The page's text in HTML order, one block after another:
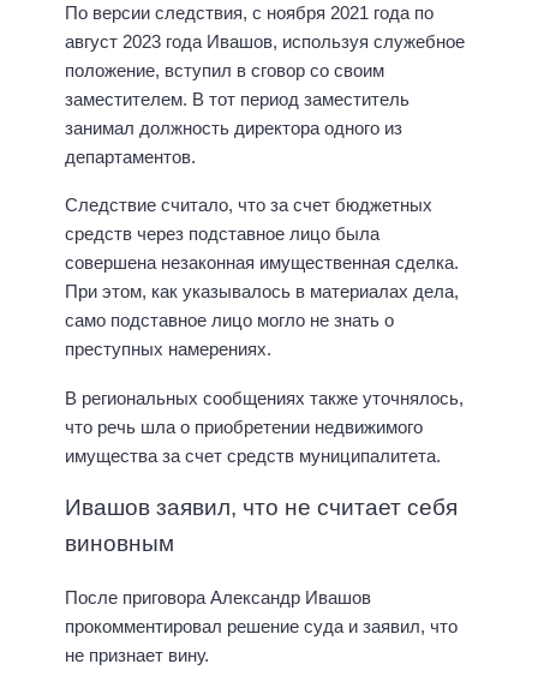
По версии следствия, с ноября 2021 года по
август 2023 года Ивашов, используя служебное
положение, вступил в сговор со своим
заместителем. В тот период заместитель
занимал должность директора одного из
департаментов.
Следствие считало, что за счет бюджетных
средств через подставное лицо была
совершена незаконная имущественная сделка.
При этом, как указывалось в материалах дела,
само подставное лицо могло не знать о
преступных намерениях.
В региональных сообщениях также уточнялось,
что речь шла о приобретении недвижимого
имущества за счет средств муниципалитета.
Ивашов заявил, что не считает себя
виновным
После приговора Александр Ивашов
прокомментировал решение суда и заявил, что
не признает вину.